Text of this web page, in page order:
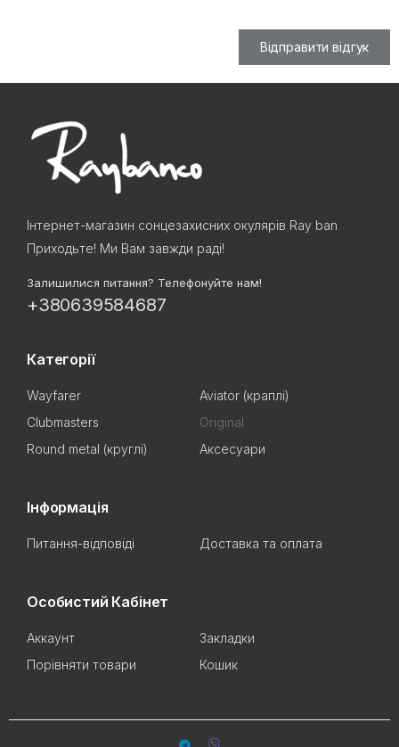
Відправити відгук
Інтернет-магазин сонцезахисних окулярів Ray ban
Приходьте! Ми Вам завжди раді!
Залишилися питання? Телефонуйте нам!
+380639584687
Категорії
Wayfarer
Aviator (краплі)
Clubmasters
Original
Round metal (круглі)
Аксесуари
Інформація
Питання-відповіді Доставка та оплата
Особистий Кабінет
Аккаунт
Закладки
Порівняти товари
Кошик